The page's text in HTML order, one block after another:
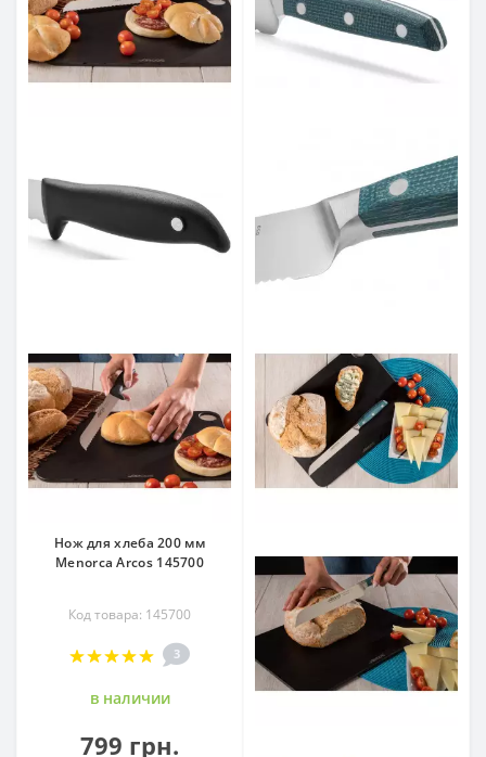
Нож для хлеба 200 мм
Menorca Arcos 145700
Код товара: 145700
3
в наличии
799 грн.